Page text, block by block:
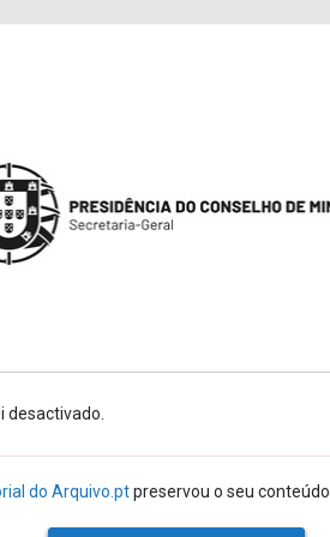
desactivado.
do Arquivo.ptpreservou o seu conteúdo.